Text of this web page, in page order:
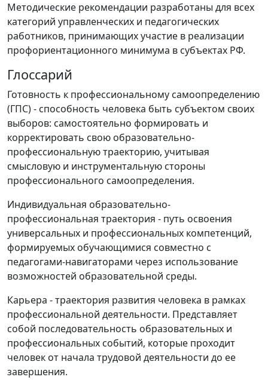
Методические рекомендации разработаны для всех
категорий управленческих и педагогических
работников, принимающих участие в реализации
профориентационного минимума в субъектах РФ.
Глоссарий
Готовность к профессиональному самоопределению
(ГПС) - способность человека быть субъектом своих
выборов: самостоятельно формировать и
корректировать свою образовательно-
профессиональную траекторию, учитывая
смысловую и инструментальную стороны
профессионального самоопределения.
Индивидуальная образовательно-
профессиональная траектория - путь освоения
универсальных и профессиональных компетенций,
формируемых обучающимися совместно с
педагогами-навигаторами через использование
возможностей образовательной среды.
Карьера - траектория развития человека в рамках
профессиональной деятельности. Представляет
собой последовательность образовательных и
профессиональных событий, которые проходит
человек от начала трудовой деятельности до ее
завершения.